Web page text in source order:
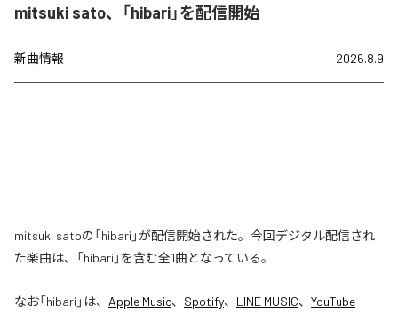
mitsuki sato、「hibari」を配信開始
新曲情報 2026.8.9
mitsuki satoの「hibari」が配信開始された。今回デジタル配信され
た楽曲は、「hibari」を含む全1曲となっている。
なお「hibari 」は、 Apple Music、 Spotify、 LINE MUSIC、 YouTube